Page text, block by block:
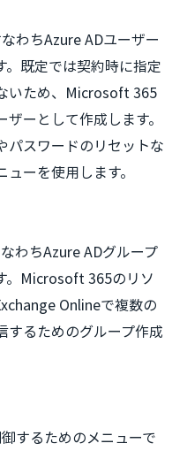
わちAzure ADユーザー
。既定では契約時に指定
いため、Microsoft 365
ーとして作成します。
パスワードのリセットな
ーを使用します。
わちAzure ADグループ
。Microsoft 365のリソ
Onlineで複数の
するためのグループ作成
するためのメニューで